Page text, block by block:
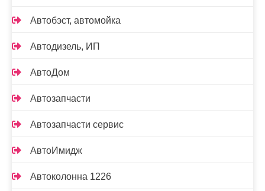
Автобэст, автомойка
Автодизель, ИП
АвтоДом
Автозапчасти
Автозапчасти сервис
АвтоИмидж
Автоколонна 1226